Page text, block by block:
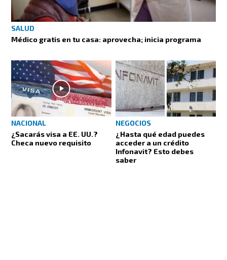
SALUD
Médico gratis en tu casa: aprovecha; inicia programa
NACIONAL
¿Sacarás visa a EE. UU.?
Checa nuevo requisito
NEGOCIOS
¿Hasta qué edad puedes
acceder a un crédito
Infonavit? Esto debes
saber